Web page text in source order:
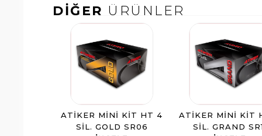
DİĞER ÜRÜNLER
ATIKER MINI KIT HT 4
SIL. GOLD SR06
ATIKER MINI KIT
SIL. GRAND